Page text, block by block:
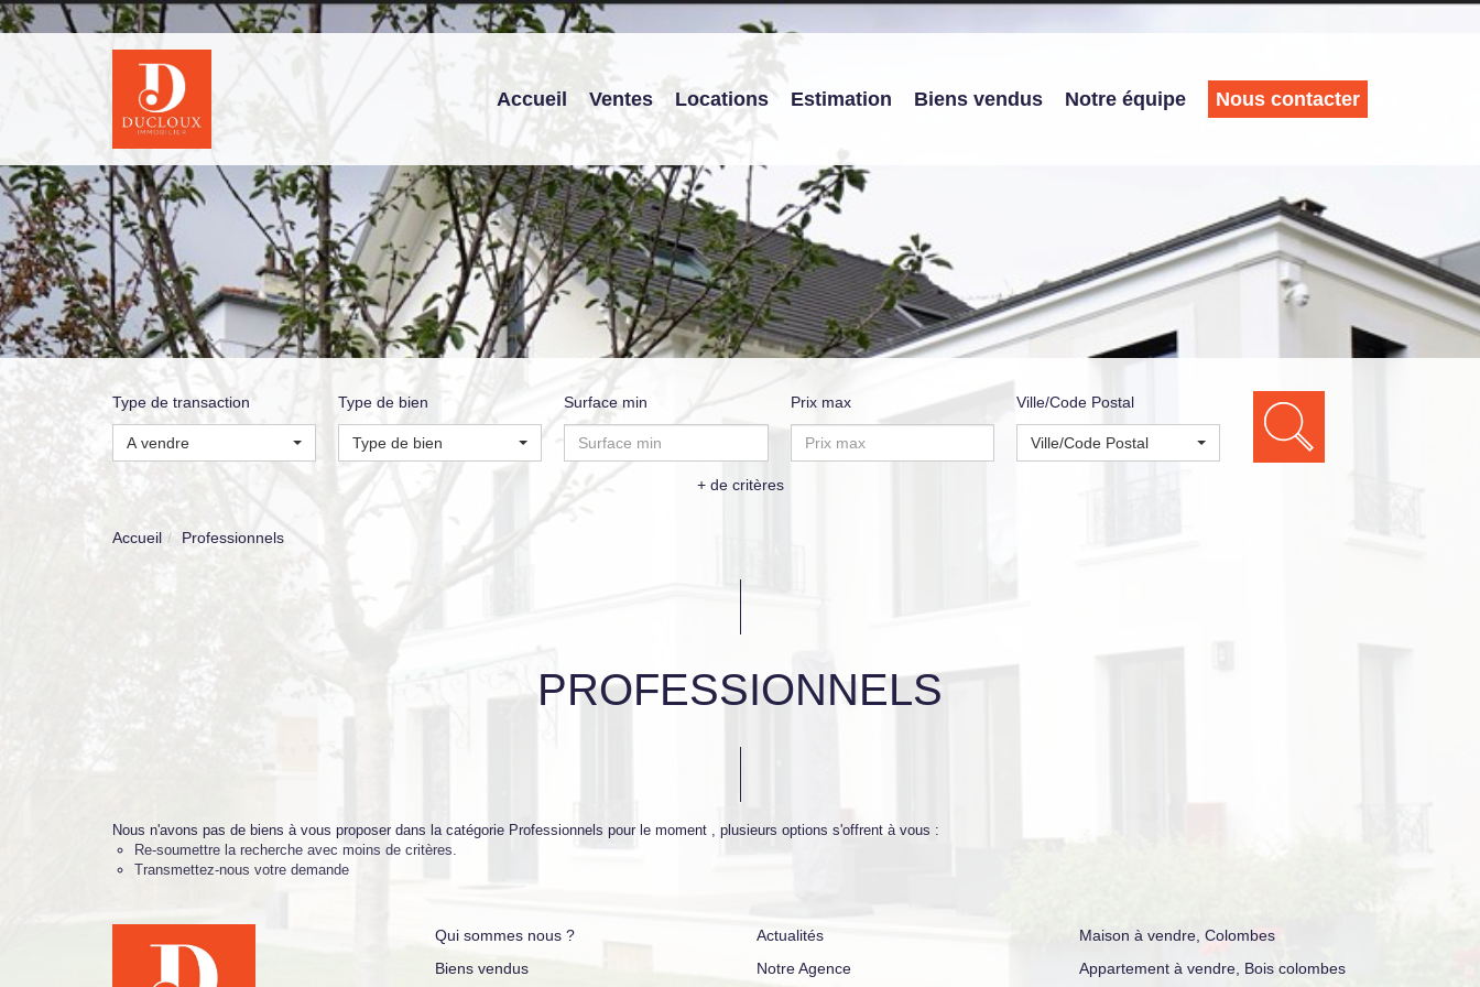
Accueil Ventes Locations Estimation Biens vendus Notre équipe Nous contacter
Type de transaction
A vendre
Type de bien
Type de bien
Surface min Prix max Ville/Code Postal
Ville/Code Postal
+ de critères
Accueil Professionnels
PROFESSIONNELS
Nous n'avons pas de biens à vous proposer dans la catégorie Professionnels pour le moment , plusieurs options s'offrent à vous :
Re-soumettre la recherche avec moins de critères.
Transmettez-nous votre demande
Qui sommes nous ?
Biens vendus
Actualités
Notre Agence
Maison à vendre, Colombes
Appartement à vendre, Bois colombes